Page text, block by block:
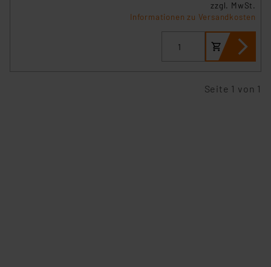
zzgl. MwSt.
Informationen zu Versandkosten
Seite 1 von 1